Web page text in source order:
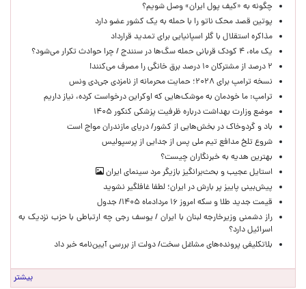
چگونه به «کیف پول ایران» وصل شویم؟
پوتین قصد محک ناتو را با حمله به یک کشور عضو دارد
مذاکره استقلال با گلر اسپانیایی برای تمدید قرارداد
یک ماه، ۴ کودک قربانی حمله سگ‌ها در سنندج / چرا حوادث تکرار می‌شود؟
۲ درصد از مشترکان ۱۰ درصد برق خانگی را مصرف می‌کنند!
نسخه ترامپ برای ۲۰۲۸؛ حمایت محرمانه از نامزدی جی‌دی ونس
ترامپ: ما خودمان به موشک‌هایی که اوکراین درخواست کرده، نیاز داریم
موضع وزارت بهداشت درباره ظرفیت پزشکی کنکور ۱۴۰۵
باد و گردوخاک در بخش‌هایی از کشور/ دریای مازندران مواج است
شروع تلخ مدافع تیم ملی پس از جدایی از پرسپولیس
بهترین هدیه به خبرنگاران چیست؟
استایل عجیب و بحث‌برانگیز بازیگر مرد سینمای ایران
پیش‌بینی پاییز پر بارش در ایران؛ لطفا غافلگیر نشوید
قیمت جدید طلا و سکه امروز ۱۶ مردادماه ۱۴۰۵/ جدول
راز دشمنی وزیرخارجه لبنان با ایران / یوسف رجی چه ارتباطی با حزب نزدیک به
اسرائیل دارد؟
بلاتکلیفی پرونده‌های مشاغل سخت/ دولت از بررسی آیین‌نامه خبر داد
بیشتر